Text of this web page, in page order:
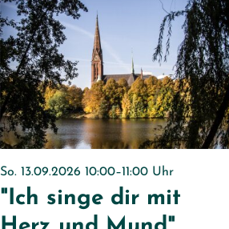
So. 13.09.2026 10:00–11:00 Uhr
"Ich singe dir mit